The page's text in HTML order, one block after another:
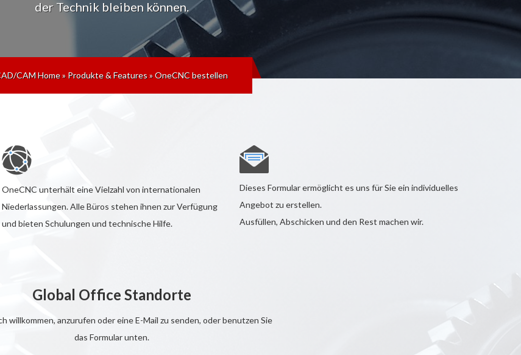
der Technik bleiben können.
CAM Home» Produkte & Features»OneCNC bestellen
OneCNC unterhält eine Vielzahl von internationalen
Niederlassungen. Alle Büros stehen ihnen zur Verfügung
und bieten Schulungen und technische Hilfe.
Dieses Formular ermöglicht es uns für Sie ein individuelles
Angebot zu erstellen.
Ausfüllen, Abschicken und den Rest machen wir.
Global Office Standorte
willkommen, anzurufen oder eine E-Mail zu senden, oder benutzen Sie
das Formular unten.